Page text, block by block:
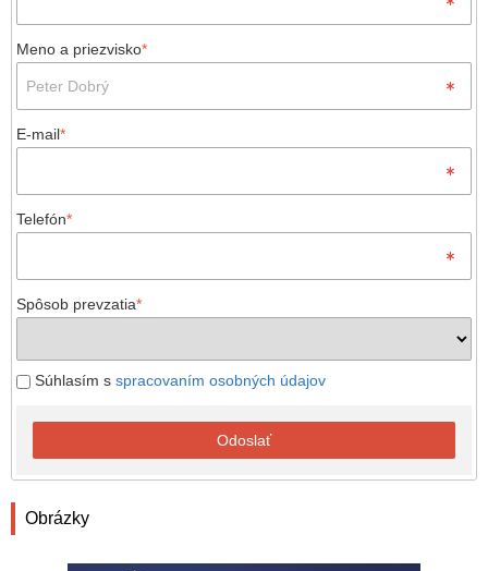
Meno a priezvisko*
E-mail*
Telefón*
Spôsob prevzatia*
Súhlasím s spracovaním osobných údajov
Odoslať
Obrázky